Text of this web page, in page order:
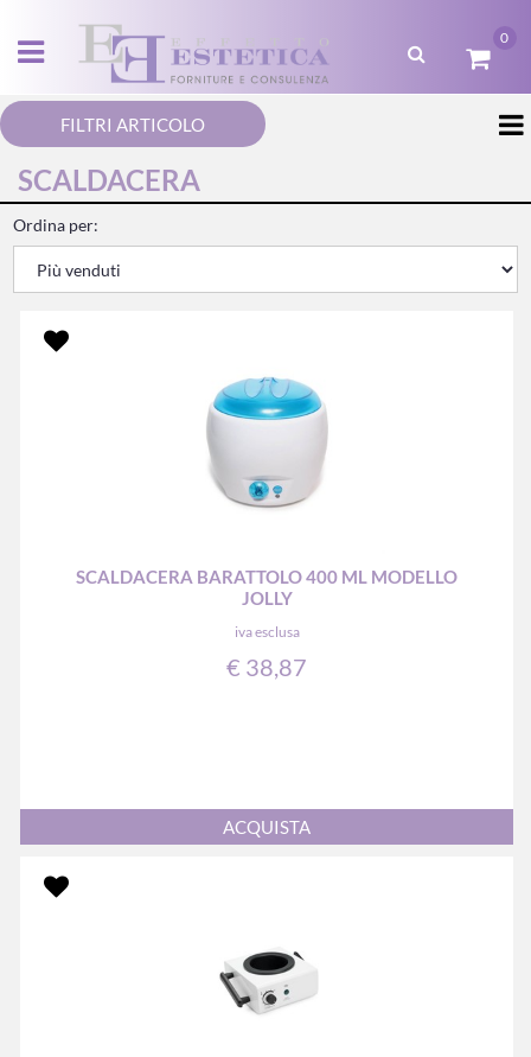
Open menu
0
FILTRI ARTICOLO
SCALDACERA
Ordina per:
SCALDACERA BARATTOLO 400 ML MODELLO
JOLLY
iva esclusa
€ 38,87
Quantità
ACQUISTA